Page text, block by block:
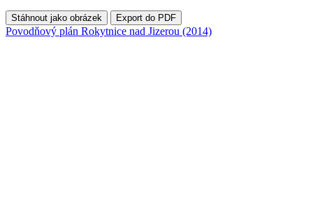
Stáhnout jako obrázek Export do PDF
Povodňový plán Rokytnice nad Jizerou (2014)